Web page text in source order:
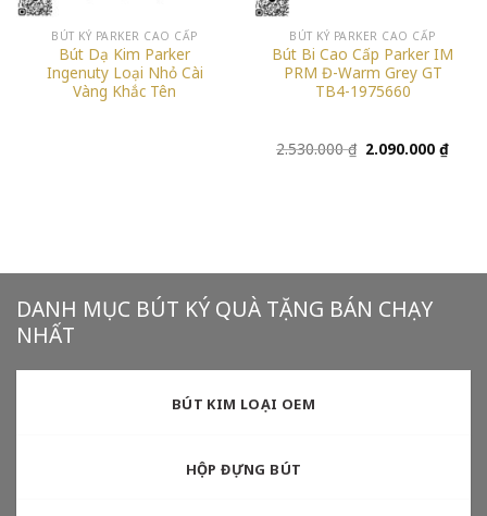
BÚT KÝ PARKER CAO CẤP
Bút Dạ Kim Parker
Ingenuty Loại Nhỏ Cài
Vàng Khắc Tên
BÚT KÝ PARKER CAO CẤP
Bút Bi Cao Cấp Parker IM
PRM Đ-Warm Grey GT
TB4-1975660
2.530.000₫ Giá
gốc
2.090.000₫Giá
DANH MỤC BÚT KÝ QUÀ TẶNG BÁN CHẠY
NHẤT
BÚT KIM LOẠI OEM
HỘP ĐỰNG BÚT